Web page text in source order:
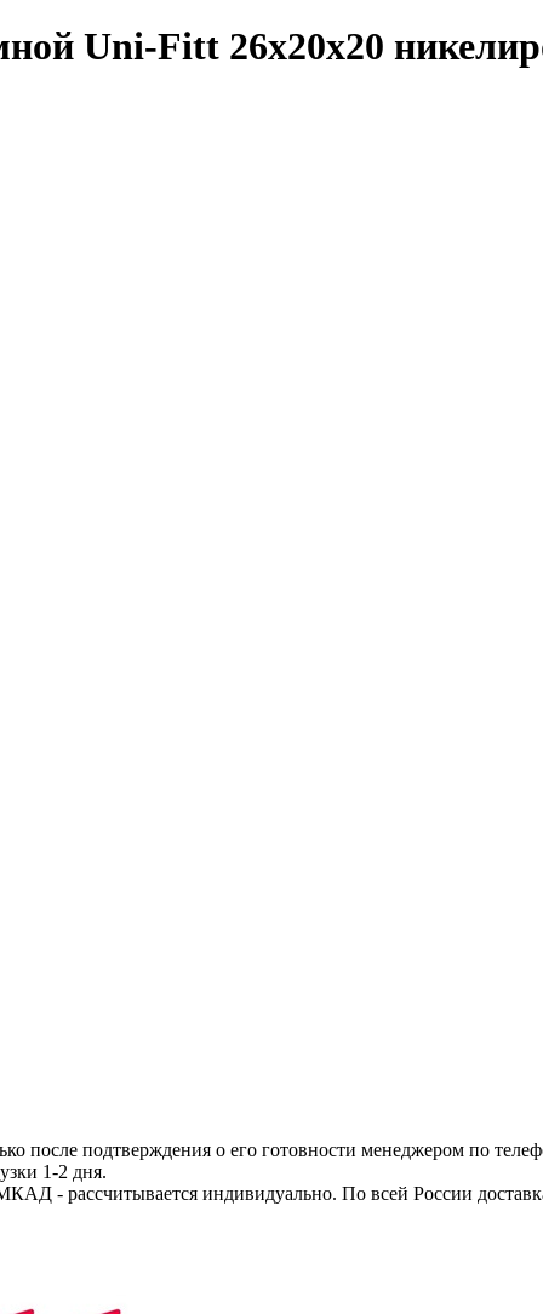
Uni-Fitt 26x20x20
после подтверждения о его готовности менеджером по
1-2 дня.
- рассчитывается индивидуально. По всей России